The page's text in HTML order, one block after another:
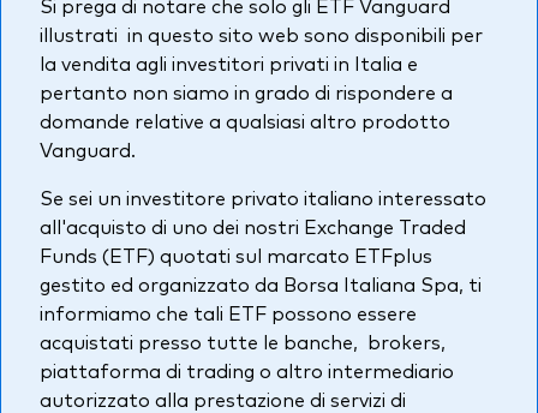
Azionario
Obbligazionario
Multi-asset
Stile di gestione
Attiva
Passiva
Documenti importanti
illustrati in questo sito web sono disponibili per
la vendita agli investitori privati in Italia e
pertanto non siamo in grado di rispondere a
domande relative a qualsiasi altro prodotto
Vanguard.
Se sei un investitore privato italiano interessato
all'acquisto di uno dei nostri Exchange Traded
Funds (ETF) quotati sul marcato ETFplus
gestito ed organizzato da Borsa Italiana Spa, ti
informiamo che tali ETF possono essere
acquistati presso tutte le banche, brokers,
piattaforma di trading o altro intermediario
autorizzato alla prestazione di servizi di